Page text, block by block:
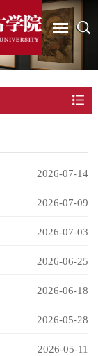
2026-07-14
2026-07-09
2026-07-03
2026-06-25
2026-06-18
2026-05-28
2026-05-11